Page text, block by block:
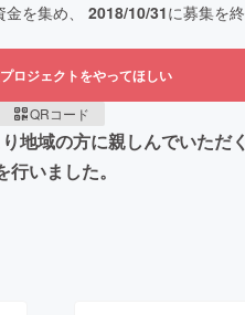
金を集め、 2018/10/31に募集を
ロジェクトをやってほしい
QRコード
地域の方に親しんでいた
いました。